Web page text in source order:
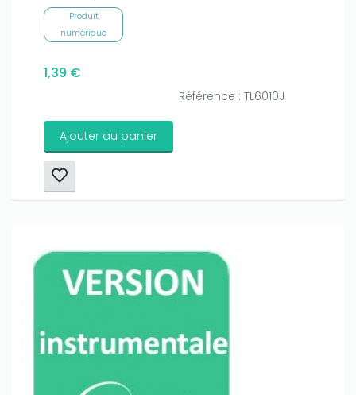
Produit
numérique
1,39 €
Référence : TL6010J
Ajouter au panier